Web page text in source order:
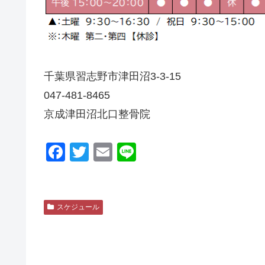
千葉県習志野市津田沼3-3-15
047-481-8465
京成津田沼北口整骨院
F
e
T
er
E
スケジュール